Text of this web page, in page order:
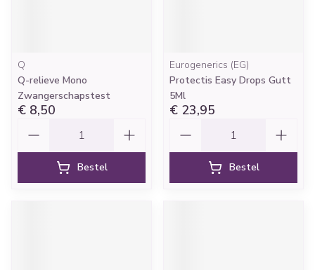
Q
Q-relieve Mono
Zwangerschapstest
€ 8,50
Bestel
Eurogenerics (EG)
Protectis Easy Drops Gutt
5Ml
€ 23,95
Bestel